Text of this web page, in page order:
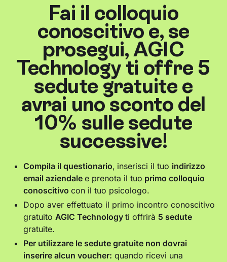
Fai il colloquio
conoscitivo e, se
prosegui, AGIC
Technology ti offre 5
sedute gratuite e
avrai uno sconto del
10% sulle sedute
successive!
Compila il questionario, inserisci il tuo indirizzo
email aziendalee prenota il tuo primo colloquio
conoscitivocon il tuo psicologo.
Dopo aver effettuato il primo incontro conoscitivo
gratuitoAGIC Technologyti offrirà 5 sedute
gratuite.
Per utilizzare le sedute gratuite non dovrai
inserire alcun voucher: quando ricevi una